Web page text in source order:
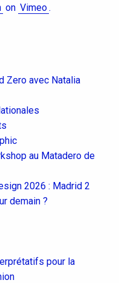
on Vimeo.
Zero avec Natalia
au Matadero de
2026 : Madrid 2
demain ?
pour la